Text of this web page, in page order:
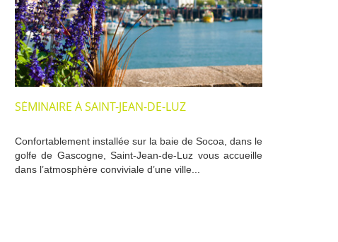
SÉMINAIRE À SAINT-JEAN-DE-LUZ
Confortablement installée sur la baie de Socoa, dans le
golfe de Gascogne, Saint-Jean-de-Luz vous accueille
dans l’atmosphère conviviale d’une ville...